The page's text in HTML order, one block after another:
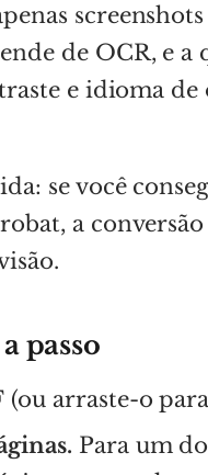
de OCR, e
e idioma de
se você
a conversão
passo
(ou arraste-o
Para um